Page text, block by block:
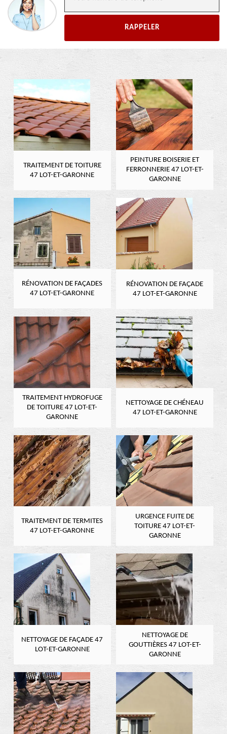
TRAITEMENT DE TOITURE
47 LOT-ET-GARONNE
PEINTURE BOISERIE ET
FERRONNERIE 47 LOT-ET-
GARONNE
RÉNOVATION DE FAÇADES
47 LOT-ET-GARONNE
RÉNOVATION DE FAÇADE
47 LOT-ET-GARONNE
TRAITEMENT HYDROFUGE
DE TOITURE 47 LOT-ET-
GARONNE
NETTOYAGE DE CHÉNEAU
47 LOT-ET-GARONNE
TRAITEMENT DE TERMITES
47 LOT-ET-GARONNE
URGENCE FUITE DE
TOITURE 47 LOT-ET-
GARONNE
NETTOYAGE DE FAÇADE 47
LOT-ET-GARONNE
NETTOYAGE DE
GOUTTIÈRES 47 LOT-ET-
GARONNE